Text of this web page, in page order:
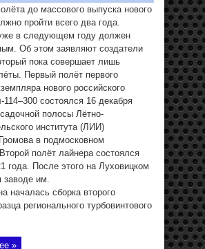
до массового выпуска нового
пройти всего два года.
в следующем году должен
Об этом заявляют создатели
пока совершает лишь
Первый полёт первого
нового российского
состоялся 16 декабря
полосы Лётно-
института (ЛИИ)
в подмосковном
полёт лайнера состоялся
года. После этого на Луховицком
заводе им.
началась сборка второго
регионального турбовинтового
»